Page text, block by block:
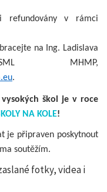
refundovány v rámci
na Ing. Ladislava
MHMP,
.
škol je v roce
NA KOLE!
je připraven poskytnout
soutěžím.
fotky, videa i